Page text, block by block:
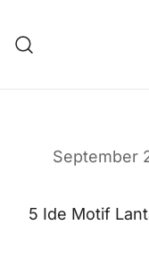
September
5 Ide Motif